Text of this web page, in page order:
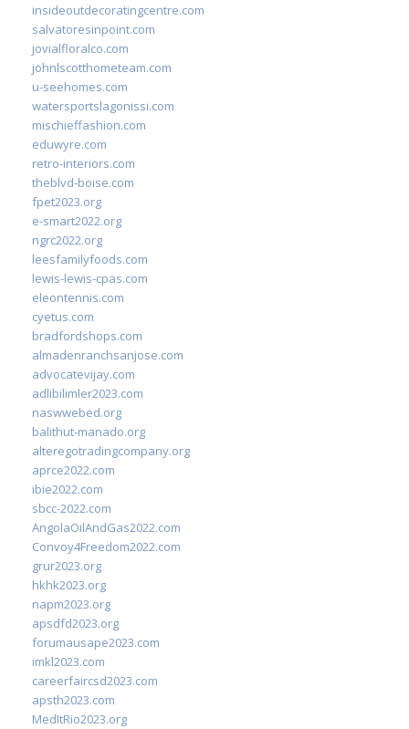
insideoutdecoratingcentre.com
salvatoresinpoint.com
jovialfloralco.com
johnlscotthometeam.com
u-seehomes.com
watersportslagonissi.com
mischieffashion.com
eduwyre.com
retro-interiors.com
theblvd-boise.com
fpet2023.org
e-smart2022.org
ngrc2022.org
leesfamilyfoods.com
lewis-lewis-cpas.com
eleontennis.com
cyetus.com
bradfordshops.com
almadenranchsanjose.com
advocatevijay.com
adlibilimler2023.com
naswwebed.org
balithut-manado.org
alteregotradingcompany.org
aprce2022.com
ibie2022.com
sbcc-2022.com
AngolaOilAndGas2022.com
Convoy4Freedom2022.com
grur2023.org
hkhk2023.org
napm2023.org
apsdfd2023.org
forumausape2023.com
imkl2023.com
careerfaircsd2023.com
apsth2023.com
MedItRio2023.org